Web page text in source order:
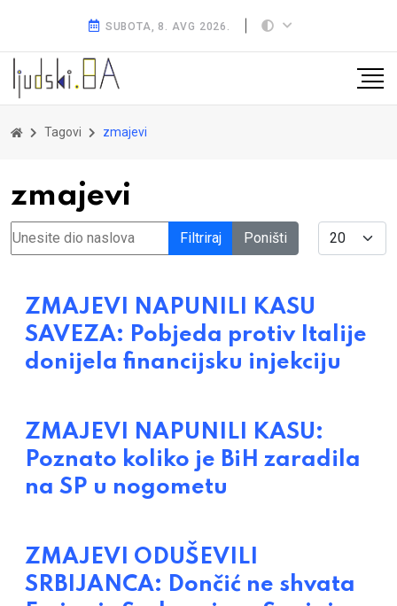
SUBOTA, 8. AVG 2026.
Tagovi zmajevi
zmajevi
Unesite dio naslova Filtriraj Poništi Display #
ZMAJEVI NAPUNILI KASU
SAVEZA: Pobjeda protiv Italije
donijela financijsku injekciju
ZMAJEVI NAPUNILI KASU:
Poznato koliko je BiH zaradila
na SP u nogometu
ZMAJEVI ODUŠEVILI
SRBIJANCA: Dončić ne shvata